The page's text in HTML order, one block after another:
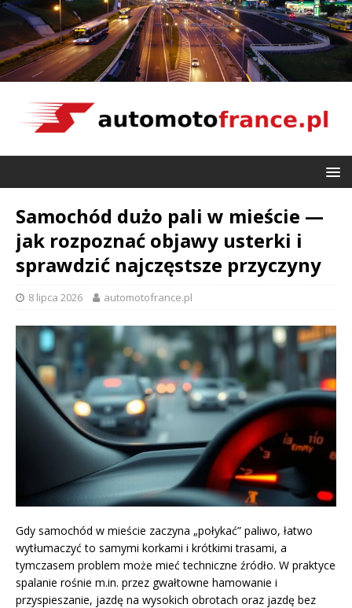
Samochód dużo pali w mieście —
jak rozpoznać objawy usterki i
sprawdzić najczęstsze przyczyny
8 lipca 2026 automotofrance.pl
Gdy samochód w mieście zaczyna „połykać” paliwo, łatwo
wytłumaczyć to samymi korkami i krótkimi trasami, a
tymczasem problem może mieć techniczne źródło. W praktyce
spalanie rośnie m.in. przez gwałtowne hamowanie i
przyspieszanie, jazdę na wysokich obrotach oraz jazdę bez